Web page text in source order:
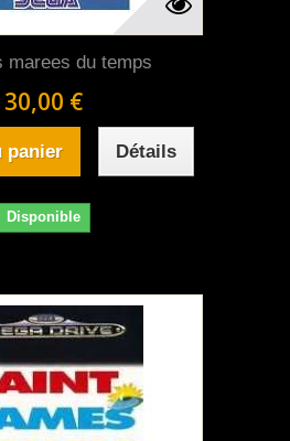
marees du temps
30,00 €
panier Détails
Disponible